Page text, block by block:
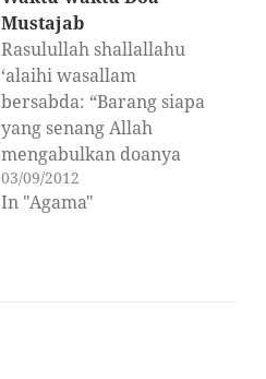
Mustajab
Rasulullah shallallahu
‘alaihi wasallam
bersabda: “Barang siapa
yang senang Allah
mengabulkan doanya
ketika dalam keadaan
sempit serta berduka
03/09/2012
In "Agama"